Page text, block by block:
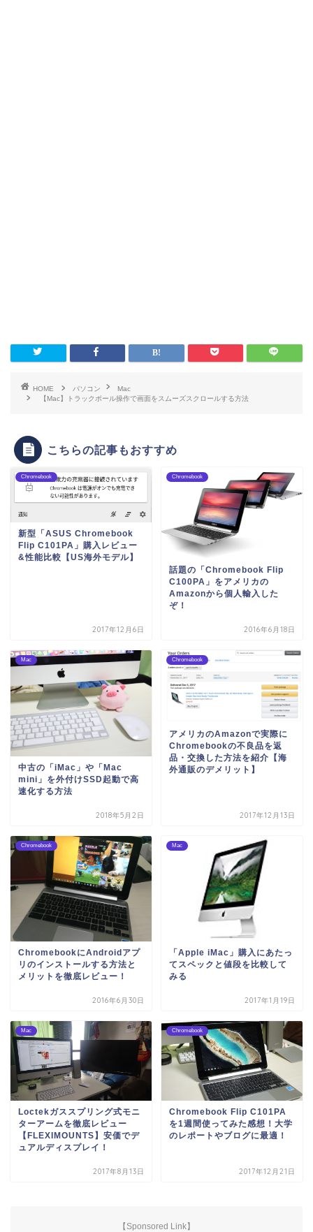
HOME パソコン
Mac
【Mac】トラックボール操作で画面をスムーズスクロールする方法
こちらの記事もおすすめ
Chromebook
新型「ASUS Chromebook
Flip C101PA」購入レビュー
&性能比較【US海外モデル】
2017年12月6日
Chromebook
話題の「Chromebook Flip
C100PA」をアメリカの
Amazonから個人輸入した
ぞ！
2016年6月18日
Mac
中古の「iMac」や「Mac
mini」を外付けSSD起動で高
速化する方法
2018年5月2日
Chromebook
アメリカのAmazonで実際に
Chromebookの不良品を返
品・交換した方法を紹介【海
外通販のデメリット】
2017年12月13日
Chromebook
ChromebookにAndroidアプ
リのインストールする方法と
メリットを徹底レビュー！
2016年6月30日
Mac
「Apple iMac」購入にあたっ
てスペックと値段を比較して
みる
2017年1月19日
Mac
Loctekガススプリング式モニ
ターアームを徹底レビュー
【FLEXIMOUNTS】安価でデ
ュアルディスプレイ！
2017年8月13日
Chromebook
Chromebook Flip C101PA
を1週間使ってみた感想！大学
のレポートやブログに最適！
2017年12月21日
【Sponsored Link】